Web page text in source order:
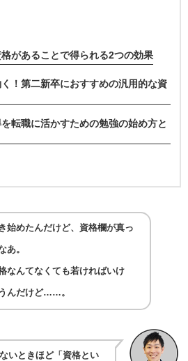
があることで得られる2つの効果
！第二新卒におすすめの汎用的な資
転職に活かすための勉強の始め方と
始めたんだけど、資格欄が真っ
あ。
なんてなくても若ければいけ
んだけど……。
いときほど「資格とい